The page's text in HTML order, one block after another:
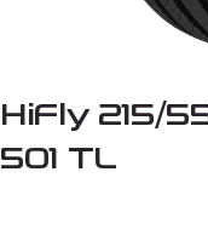
HiFly 215/
501 TL